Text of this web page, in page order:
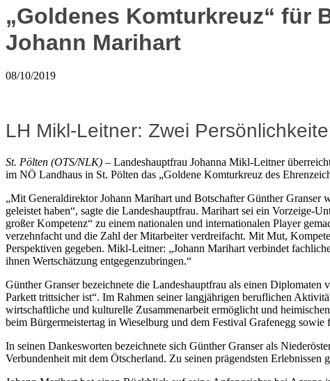
„Goldenes Komturkreuz“ für
Johann Marihart
08/10/2019
LH Mikl-Leitner: Zwei
St. Pölten (OTS/NLK) – Landeshauptfrau Johanna Mikl-Leitner
im NÖ Landhaus in St. Pölten das „Goldene Komturkreuz des
„Mit Generaldirektor Johann Marihart und Botschafter Günther
geleistet haben“, sagte die Landeshauptfrau. Marihart sei ein Vorzeige-
großer Kompetenz“ zu einem nationalen und internationalen Player
verzehnfacht und die Zahl der Mitarbeiter verdreifacht. Mit Mut,
Perspektiven gegeben. Mikl-Leitner: „Johann Marihart verbindet
ihnen Wertschätzung entgegenzubringen.“
Günther Granser bezeichnete die Landeshauptfrau als einen
Parkett trittsicher ist“. Im Rahmen seiner langjährigen beruflichen
wirtschaftliche und kulturelle Zusammenarbeit ermöglicht und
beim Bürgermeistertag in Wieselburg und dem Festival Grafenegg
In seinen Dankesworten bezeichnete sich Günther Granser als
Verbundenheit mit dem Ötscherland. Zu seinen prägendsten